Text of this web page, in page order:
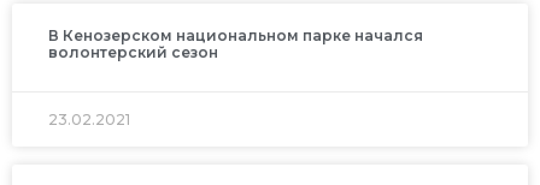
В Кенозерском национальном парке начался
волонтерский сезон
23.02.2021